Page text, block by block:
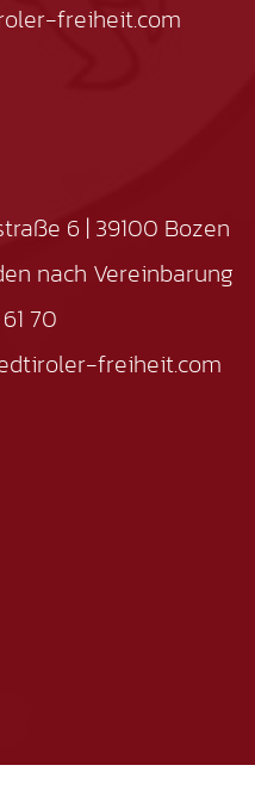
freiheit.com
6 | 39100 Bozen
nach Vereinbarung
70
freiheit.com